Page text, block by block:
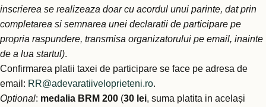
inscrierea se realizeaza doar cu acordul unui parinte, dat prin
completarea si semnarea unei declaratii de participare pe
propria raspundere, transmisa organizatorului pe email, inainte
de a lua startul).
Confirmarea platii taxei de participare se face pe adresa de
email: RR@adevaratiiveloprieteni.ro.
Optional: medalia BRM 200 (30 lei, suma platita in același